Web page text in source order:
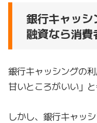
銀行キャッシ
融資なら消
銀行キャッシングの
甘いところがいい」
しかし、銀行キャッ